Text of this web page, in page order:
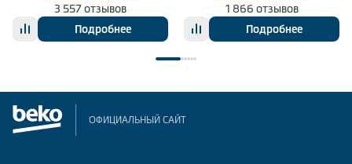
3 557 отзывов
Подробнее
1 866 отзывов
Подробнее
ОФИЦИАЛЬНЫЙ САЙТ